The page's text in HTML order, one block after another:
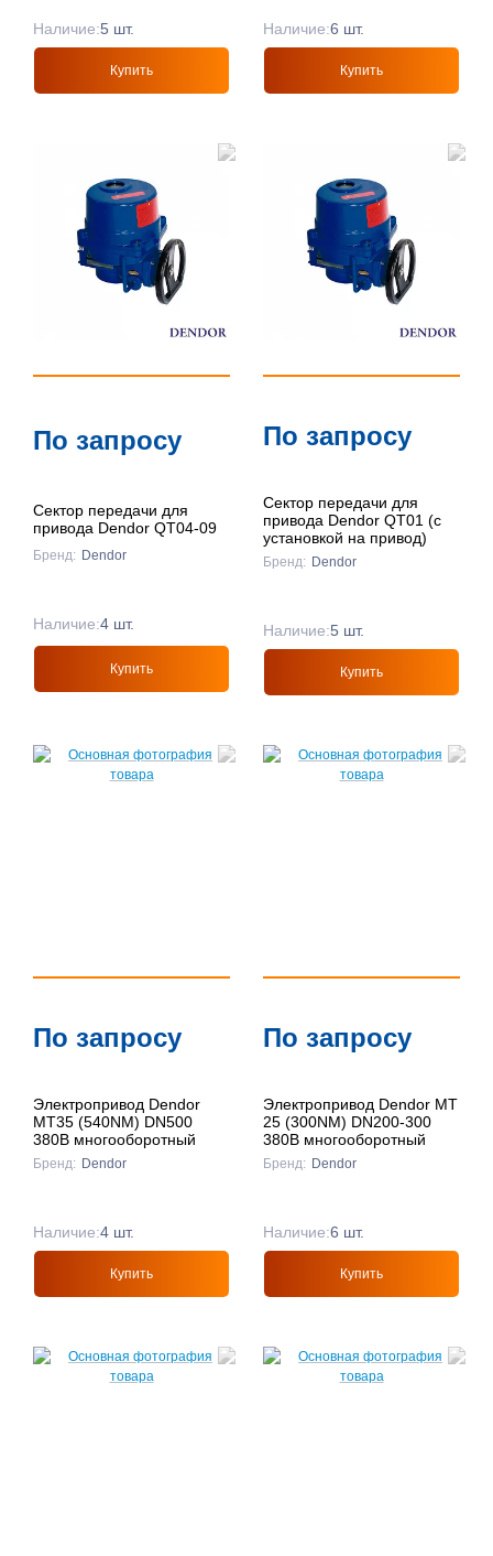
Наличие:5 шт.
Купить
Наличие:6 шт.
Купить
По запросу
Сектор передачи для
привода Dendor QT04-09
Бренд: Dendor
Наличие:4 шт.
Купить
По запросу
Сектор передачи для
привода Dendor QT01 (с
установкой на привод)
Бренд: Dendor
Наличие:5 шт.
Купить
По запросу
Электропривод Dendor
МТ35 (540NM) DN500
380В многооборотный
Бренд: Dendor
Наличие:4 шт.
Купить
По запросу
Электропривод Dendor MT
25 (300NM) DN200-300
380B многооборотный
Бренд: Dendor
Наличие:6 шт.
Купить